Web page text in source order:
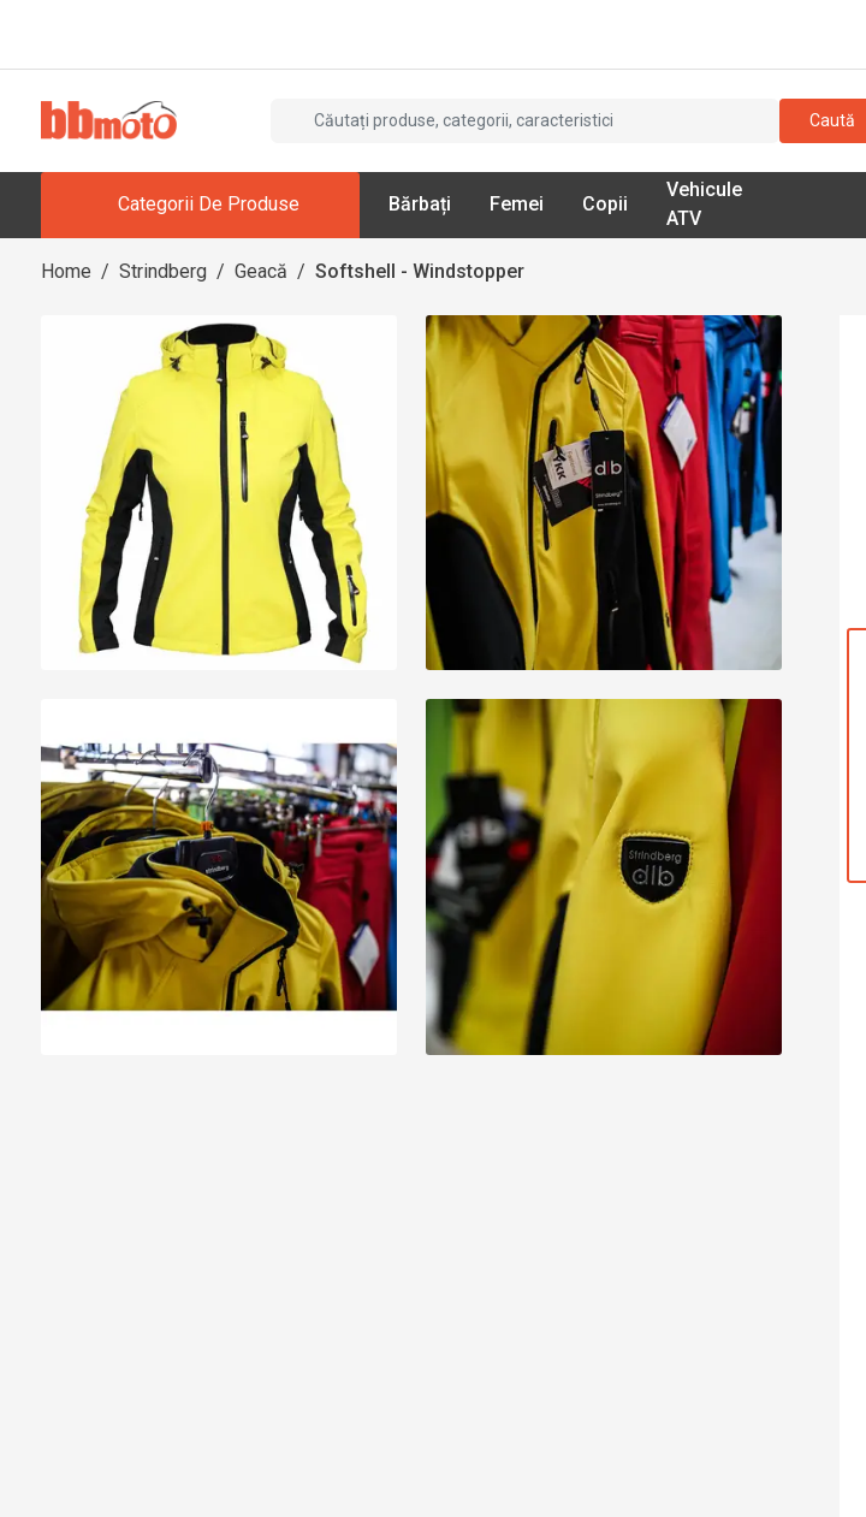
Caută
Categorii De Produse Bărbați Femei Copii
Vehicule
ATV
Home / Strindberg / Geacă / Softshell - Windstopper